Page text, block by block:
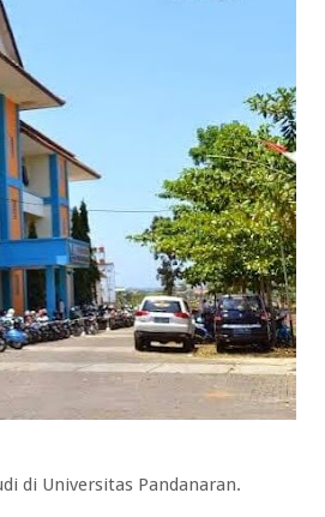
di Universitas Pandanaran.